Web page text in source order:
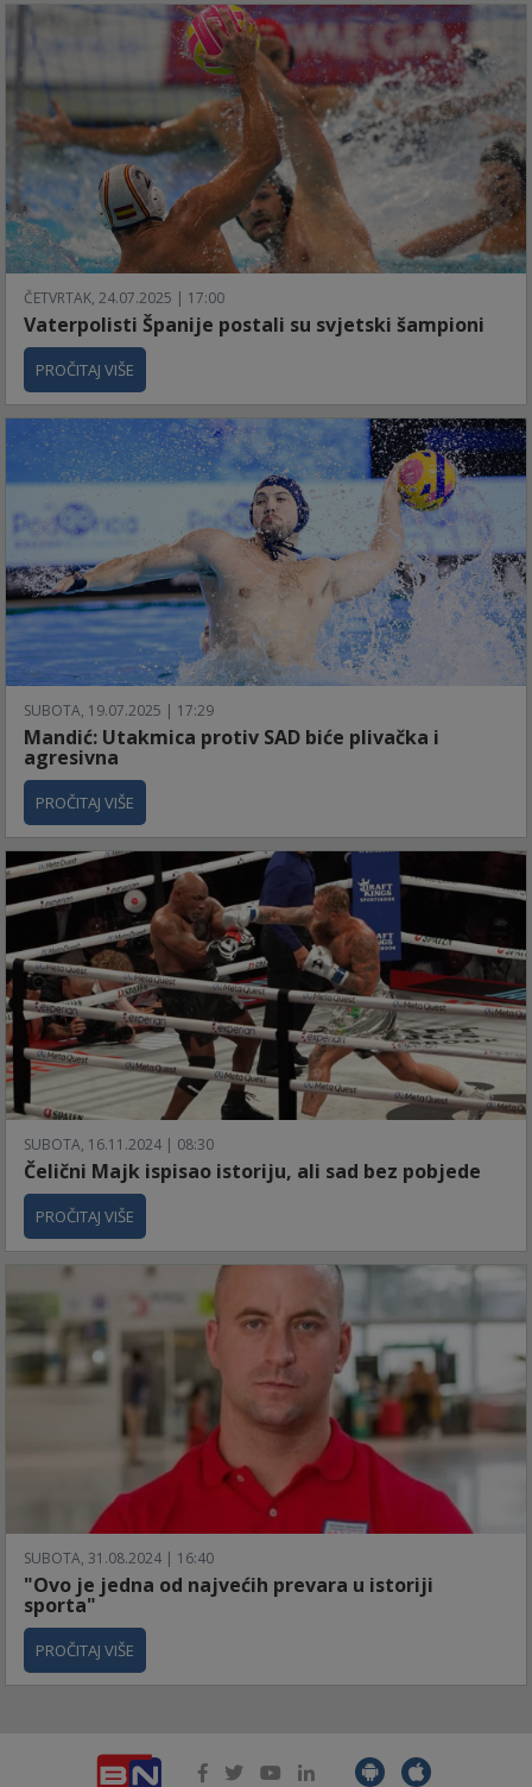
ČETVRTAK, 24.07.2025 | 17:00
Vaterpolisti Španije postali su svjetski šampioni
PROČITAJ VIŠE
SUBOTA, 19.07.2025 | 17:29
Mandić: Utakmica protiv SAD biće plivačka i
agresivna
PROČITAJ VIŠE
SUBOTA, 16.11.2024 | 08:30
Čelični Majk ispisao istoriju, ali sad bez pobjede
PROČITAJ VIŠE
SUBOTA, 31.08.2024 | 16:40
"Ovo je jedna od najvećih prevara u istoriji
sporta"
PROČITAJ VIŠE